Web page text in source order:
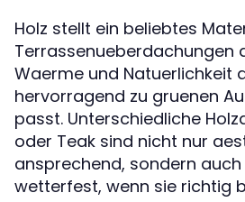
Holz stellt ein beliebtes
Terrassenueberdachungen
Waerme und Natuerlichkeit
hervorragend zu gruenen
passt. Unterschiedliche
oder Teak sind nicht nur
ansprechend, sondern
wetterfest, wenn sie richtig